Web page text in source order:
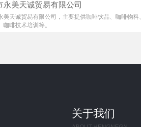
永美天诚贸易有限公司
美天诚贸易有限公司，主要提供咖啡饮品、咖啡物料
咖啡技术培训等。
关于我们